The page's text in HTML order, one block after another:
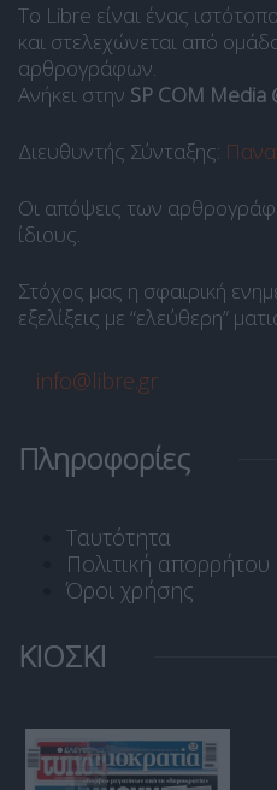
Το Libre είναι ένας
και στελεχώνεται από
αρθρογράφων.
Ανήκει στην SP COM Media
Διευθυντής Σύνταξης:
Οι απόψεις των
ίδιους.
Στόχος μας η σφαιρική
εξελίξεις με “ελεύθερη”
info@libre.gr
Πληροφορίες
Ταυτότητα
Πολιτική απορρήτου
Όροι χρήσης
ΚΙΟΣΚΙ